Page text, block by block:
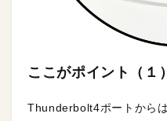
ここがポイント（１）
Thunderbolt4ポートから